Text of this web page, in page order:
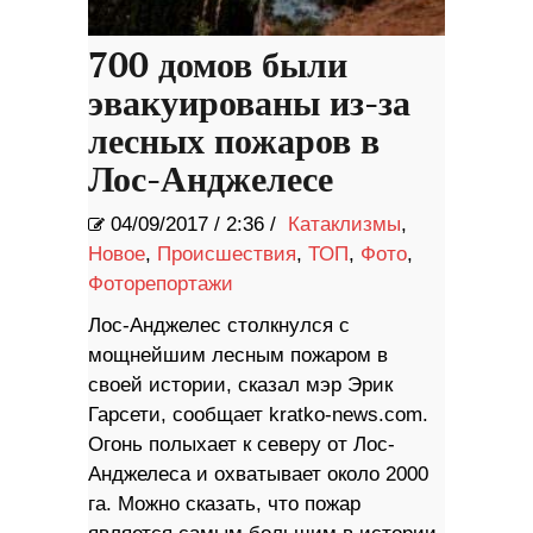
700 домов были
эвакуированы из-за
лесных пожаров в
Лос-Анджелесе
04/09/2017 / 2:36 / Катаклизмы,
Новое, Происшествия, ТОП, Фото,
Фоторепортажи
Лос-Анджелес столкнулся с
мощнейшим лесным пожаром в
своей истории, сказал мэр Эрик
Гарсети, сообщает kratko-news.com.
Огонь полыхает к северу от Лос-
Анджелеса и охватывает около 2000
га. Можно сказать, что пожар